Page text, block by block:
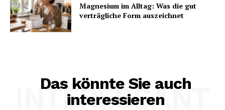
Magnesium im Alltag: Was die gut
verträgliche Form auszeichnet
Das könnte Sie auch
interessieren
INTERESSANT